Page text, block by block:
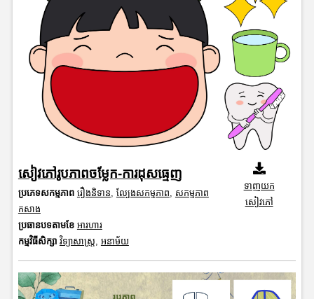
សៀវភៅរូបភាពចម្លែក-ការដុសធ្មេញ
ប្រភេទសកម្មភាព រឿងនិទាន, ល្បែងសកម្មភាព, សកម្មភាព
កសាង
ប្រធានបទតាមខែ អារហារ
កម្មវិធីសិក្សា វិទ្យាសាស្រ្ត, អនាម័យ
ទាញយក
សៀវភៅ